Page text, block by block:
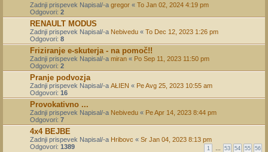
Zadnji prispevek Napisal/-a gregor « To Jan 02, 2024 4:19 pm
Odgovori: 2
RENAULT MODUS
Zadnji prispevek Napisal/-a Nebivedu « To Dec 12, 2023 1:26 pm
Odgovori: 8
Friziranje e-skuterja - na pomoč!!
Zadnji prispevek Napisal/-a miran « Po Sep 11, 2023 11:50 pm
Odgovori: 2
Pranje podvozja
Zadnji prispevek Napisal/-a AŁIEN « Pe Avg 25, 2023 10:55 am
Odgovori: 16
Provokativno ...
Zadnji prispevek Napisal/-a Nebivedu « Pe Apr 14, 2023 8:44 pm
Odgovori: 7
4x4 BEJBE
Zadnji prispevek Napisal/-a Hribovc « Sr Jan 04, 2023 8:13 pm
Odgovori: 1389 1 … 53 54 55 56